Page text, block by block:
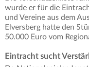
wurde er für die
und Vereine aus dem
Elversberg hatte den
50.000 Euro vom
Eintracht sucht